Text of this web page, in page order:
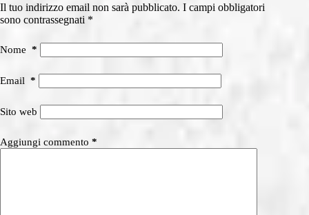
Il tuo indirizzo email non sarà pubblicato. I campi obbligatori
sono contrassegnati *
Nome *
Email *
Sito web
Aggiungi commento *